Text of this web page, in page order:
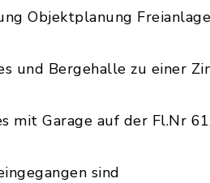
Objektplanung
und Bergehalle zu einer
mit Garage auf der Fl.Nr
sind